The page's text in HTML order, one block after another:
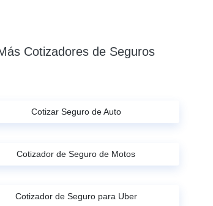
Cotizadores de Seguros
Cotizar Seguro de Auto
Cotizador de Seguro de Motos
Cotizador de Seguro para Uber